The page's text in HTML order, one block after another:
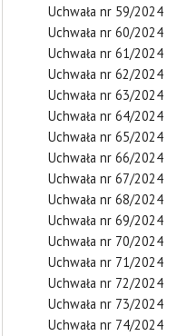
Uchwała nr 59/2024
Uchwała nr 60/2024
Uchwała nr 61/2024
Uchwała nr 62/2024
Uchwała nr 63/2024
Uchwała nr 64/2024
Uchwała nr 65/2024
Uchwała nr 66/2024
Uchwała nr 67/2024
Uchwała nr 68/2024
Uchwała nr 69/2024
Uchwała nr 70/2024
Uchwała nr 71/2024
Uchwała nr 72/2024
Uchwała nr 73/2024
Uchwała nr 74/2024